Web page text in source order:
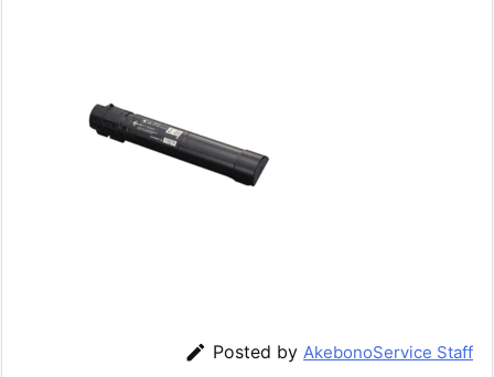
 Posted by AkebonoService Staff